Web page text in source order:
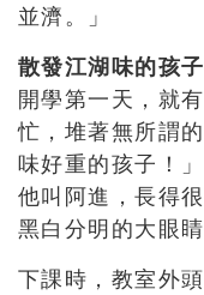
並濟。」
散發江湖味的孩子
開學第一天，就
忙，堆著無所謂
味好重的孩子！
他叫阿進，長得
黑白分明的大眼
下課時，教室外